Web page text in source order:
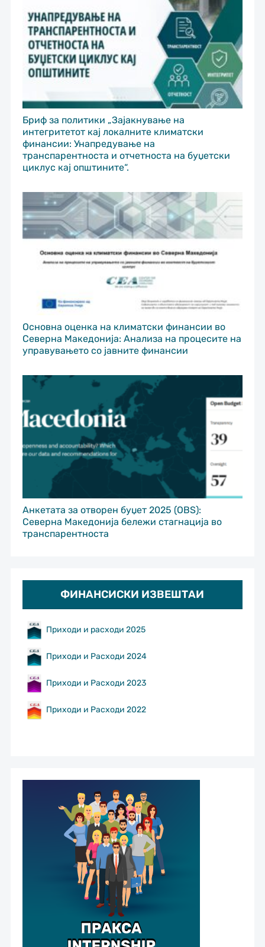
Бриф за политики „Зајакнување на
интегритетот кај локалните климатски
финансии: Унапредување на
транспарентноста и отчетноста на буџетски
циклус кај општините“.
Основна оценка на климатски финансии во
Северна Македонија: Анализа на процесите на
управувањето со јавните финансии
Анкетата за отворен буџет 2025 (OBS):
Северна Македонија бележи стагнација во
транспарентноста
ФИНАНСИСКИ ИЗВЕШТАИ
Приходи и расходи 2025
Приходи и Расходи 2024
Приходи и Расходи 2023
Приходи и Расходи 2022